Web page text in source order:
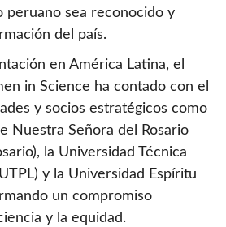
peruano sea reconocido y
del país.
en América Latina, el
in Science ha contado con el
y socios estratégicos como
Nuestra Señora del Rosario
la Universidad Técnica
y la Universidad Espíritu
un compromiso
y la equidad.